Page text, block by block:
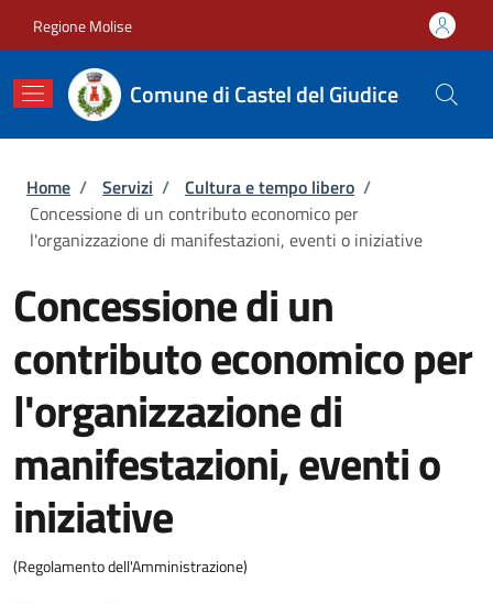
Regione Molise
Comune di Castel del Giudice
Briciole di pane
Home / Servizi / Cultura e tempo libero /
Concessione di un contributo economico per
l'organizzazione di manifestazioni, eventi o iniziative
Concessione di un
contributo economico per
l'organizzazione di
manifestazioni, eventi o
iniziative
(Regolamento dell'Amministrazione)